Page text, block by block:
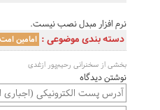
نرم افزار مبدل نصب نیست.
دسته بندی موضوعی : امامین امت
بخشی از سخنرانی رحیم‌پور ازغدی
نوشتن دیدگاه